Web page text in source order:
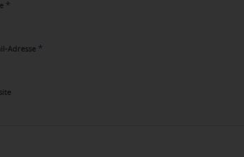
*
Adresse *